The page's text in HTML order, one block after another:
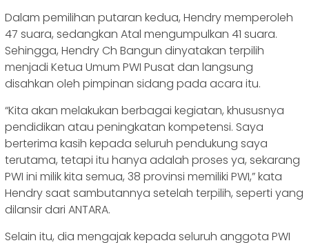
Dalam pemilihan putaran kedua, Hendry memperoleh
47 suara, sedangkan Atal mengumpulkan 41 suara.
Sehingga, Hendry Ch Bangun dinyatakan terpilih
menjadi Ketua Umum PWI Pusat dan langsung
disahkan oleh pimpinan sidang pada acara itu.
“Kita akan melakukan berbagai kegiatan, khususnya
pendidikan atau peningkatan kompetensi. Saya
berterima kasih kepada seluruh pendukung saya
terutama, tetapi itu hanya adalah proses ya, sekarang
PWI ini milik kita semua, 38 provinsi memiliki PWI,” kata
Hendry saat sambutannya setelah terpilih, seperti yang
dilansir dari ANTARA.
Selain itu, dia mengajak kepada seluruh anggota PWI